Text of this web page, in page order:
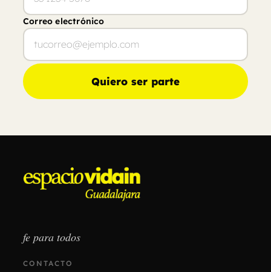
Correo electrónico
Quiero ser parte
fe para todos
CONTACTO